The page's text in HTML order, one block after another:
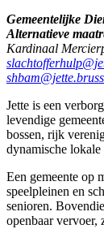
Gemeentelijke
Alternatieve
Kardinaal
Jette is een
levendige
bossen, rijk
dynamische lokale
Een gemeente op
speelpleinen en
senioren.
openbaar vervoer,